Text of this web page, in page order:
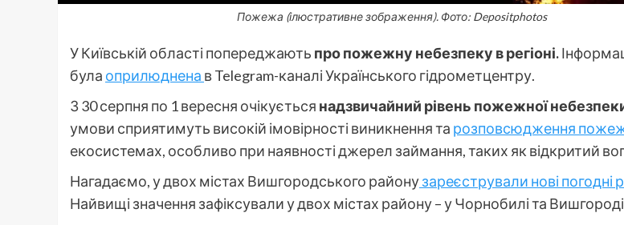
Пожежа (ілюстративне зображення). Фото: Depositphotos
У Київській області попереджають про пожежну небезпеку в регіоні.
була оприлюднена в Telegram-каналі Українського гідрометцентру.
З 30 серпня по 1 вересня очікується надзвичайний рівень пожежної
умови сприятимуть високій імовірності виникнення та розповсюдження
екосистемах, особливо при наявності джерел займання, таких як відкритий
Нагадаємо, у двох містах Вишгородського районузареєстрували нові погодні
Найвищі значення зафіксували у двох містах району – у Чорнобилі та